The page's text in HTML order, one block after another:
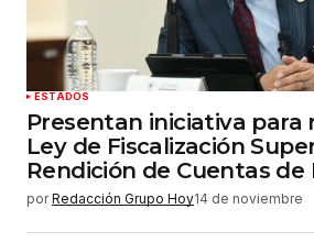
ESTADOS
Presentan iniciativa para
Ley de Fiscalización
Rendición de Cuentas de
por Redacción Grupo Hoy14 de noviembre